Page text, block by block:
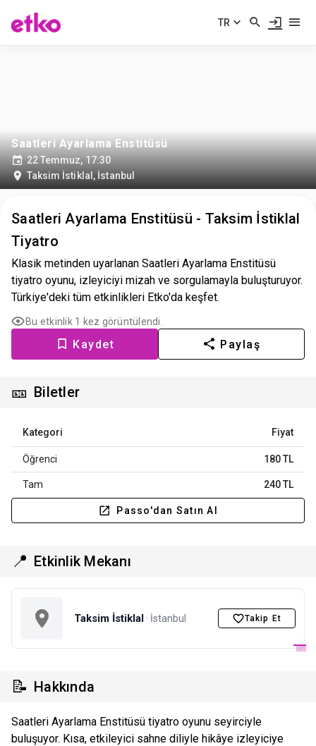
TR
Saatleri Ayarlama Enstitüsü
22 Temmuz, 17:30
Taksim İstiklal , İstanbul
Saatleri Ayarlama Enstitüsü - Taksim İstiklal
Tiyatro
Klasik metinden uyarlanan Saatleri Ayarlama Enstitüsü
tiyatro oyunu, izleyiciyi mizah ve sorgulamayla buluşturuyor.
Türkiye'deki tüm etkinlikleri Etko'da keşfet.
Bu etkinlik 1 kez görüntülendi.
Kaydet Paylaş
🎫 Biletler
Kategori Fiyat
Öğrenci 180 TL
Tam 240 TL
Passo'dan Satın Al
📍 Etkinlik Mekanı
Taksim İstiklal · İstanbul Takip Et
📝 Hakkında
Saatleri Ayarlama Enstitüsü tiyatro oyunu seyirciyle
buluşuyor. Kısa, etkileyici sahne diliyle hikâye izleyiciye